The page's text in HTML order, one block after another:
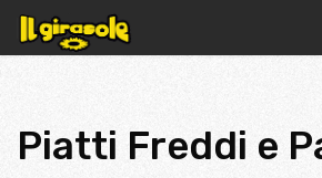
Piatti Freddi e